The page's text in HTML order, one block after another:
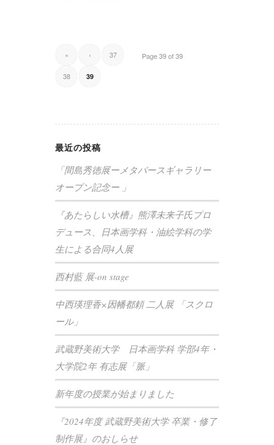
Page 39 of 39
« ‹ 37
38 39
最近の投稿
「間島秀徳展ーメタバースギャラリー
オープン記念ー 」
『あたらしい水槽』熊澤未来子氏プロ
デュース、日本画学科・油絵学科の学
生による合同4人展
西村藍 展-on stage
中西瑛理香×因幡都頼 二人展 「スクロ
ール」
武蔵野美術大学 日本画学科 学部4年・
大学院2年 有志展「脈」
新年度の授業が始まりました
『2024年度 武蔵野美術大学 卒業・修了
制作展』のおしらせ